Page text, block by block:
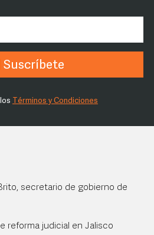
Suscríbete
Términos y Condiciones
secretario de gobierno de
reforma judicial en Jalisco